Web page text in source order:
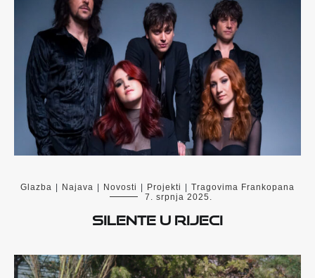
Glazba Najava Novosti Projekti
Tragovima Frankopana
7. srpnja 2025.
Silente u Rijeci